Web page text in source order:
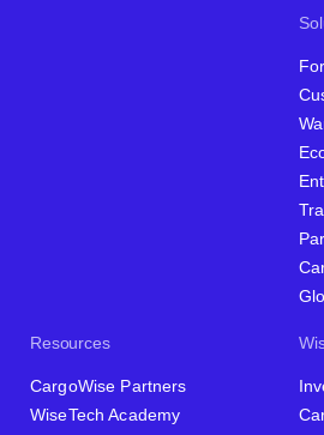
Resources
CargoWise Partners
WiseTech Academy